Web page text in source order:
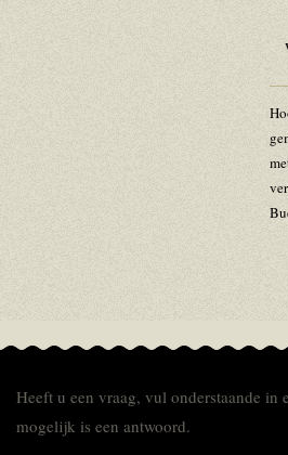
Heeft u een vraag, vul onderstaande in
mogelijk is een antwoord.